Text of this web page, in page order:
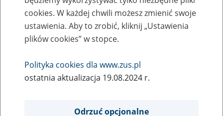
Zaproś ZUS do siebie - zakładanie profili
eZUS w siedzibie Twojej firmy
Rodzaj wydarzenia
Szkolenia
Obszar merytoryczny
cookies. W każdej chwili możesz zmienić swoje
ustawienia. Aby to zrobić, kliknij „Ustawienia
plików cookies” w stopce.
Polityka cookies dla www.zus.pl
ostatnia aktualizacja 19.08.2024 r.
Odrzuć opcjonalne